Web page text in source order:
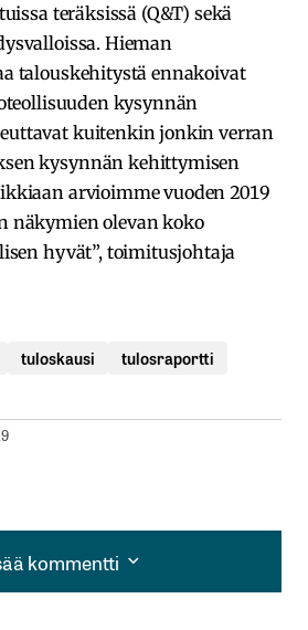
teräksissä (Q&T) sekä
Hieman
talouskehitystä ennakoivat
kysynnän
kuitenkin jonkin verran
kysynnän kehittymisen
arvioimme vuoden 2019
näkymien olevan koko
hyvät”, toimitusjohtaja
tuloskausi tulosraportti
kommentti
kommentti